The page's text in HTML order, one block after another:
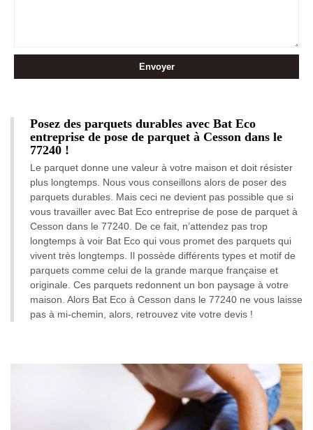
Posez des parquets durables avec Bat Eco
entreprise de pose de parquet à Cesson dans le
77240 !
Le parquet donne une valeur à votre maison et doit résister
plus longtemps. Nous vous conseillons alors de poser des
parquets durables. Mais ceci ne devient pas possible que si
vous travailler avec Bat Eco entreprise de pose de parquet à
Cesson dans le 77240. De ce fait, n’attendez pas trop
longtemps à voir Bat Eco qui vous promet des parquets qui
vivent très longtemps. Il possède différents types et motif de
parquets comme celui de la grande marque française et
originale. Ces parquets redonnent un bon paysage à votre
maison. Alors Bat Eco à Cesson dans le 77240 ne vous laisse
pas à mi-chemin, alors, retrouvez vite votre devis !